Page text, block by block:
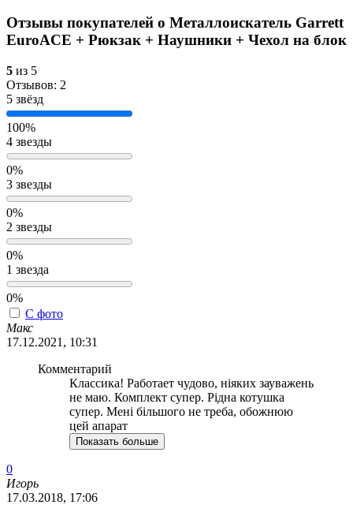
Отзывы покупателей о Металлоискатель Garrett
EuroACE + Рюкзак + Наушники + Чехол на блок
5 из 5
Отзывов: 2
5 звёзд
100%
4 звезды
0%
3 звезды
0%
2 звезды
0%
1 звезда
0%
С фото
Макс
17.12.2021, 10:31
Комментарий
Классика! Работает чудово, ніяких зауважень
не маю. Комплект супер. Рідна котушка
супер. Мені більшого не треба, обожнюю
цей апарат
Показать больше
0
Игорь
17.03.2018, 17:06